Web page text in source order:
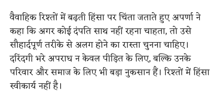
वैवाहिक रिश्तों में बढ़ती हिंसा पर चिंता जताते हुए अपर्णा ने
कहा कि अगर कोई दंपति साथ नहीं रहना चाहता, तो उसे
सौहार्दपूर्ण तरीके से अलग होने का रास्ता चुनना चाहिए।
दरिंदगी भरे अपराध न केवल पीड़ित के लिए, बल्कि उनके
परिवार और समाज के लिए भी बड़ा नुकसान हैं। रिश्तों में हिंसा
स्वीकार्य नहीं है।